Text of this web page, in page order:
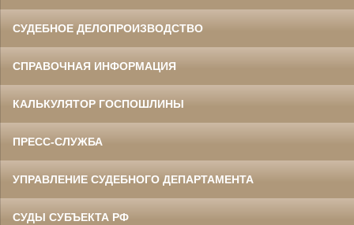
СУДЕБНОЕ ДЕЛОПРОИЗВОДСТВО
СПРАВОЧНАЯ ИНФОРМАЦИЯ
КАЛЬКУЛЯТОР ГОСПОШЛИНЫ
ПРЕСС-СЛУЖБА
УПРАВЛЕНИЕ СУДЕБНОГО ДЕПАРТАМЕНТА
СУДЫ СУБЪЕКТА РФ